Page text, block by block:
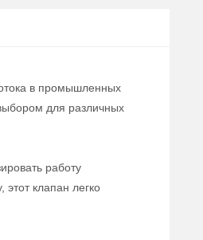
в промышленных
для различных
работу
клапан легко